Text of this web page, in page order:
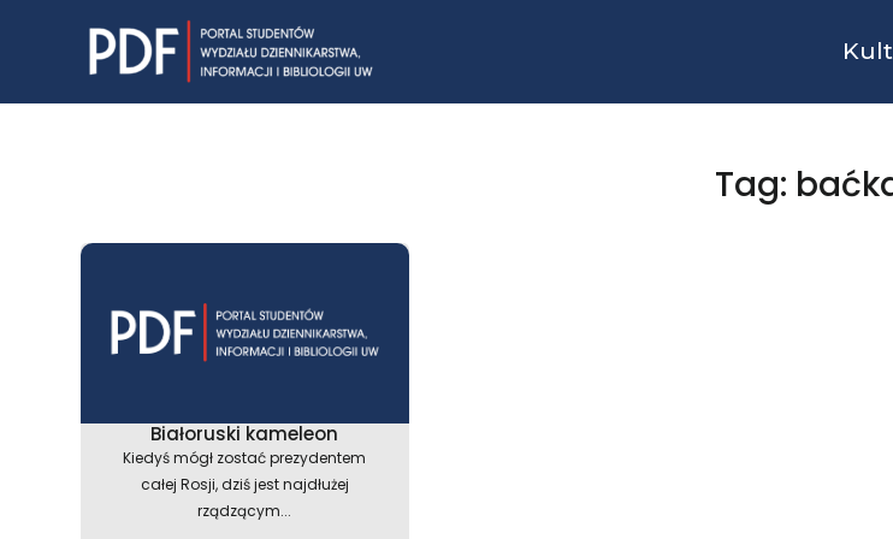
Tag:
Białoruski kameleon
Kiedyś mógł zostać prezydentem
całej Rosji, dziś jest najdłużej
rządzącym...